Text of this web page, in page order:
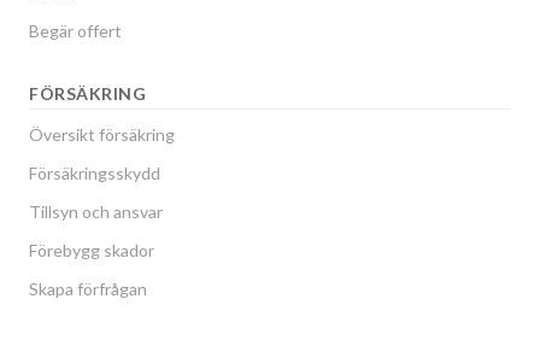
Begär offert
FÖRSÄKRING
Översikt försäkring
Försäkringsskydd
Tillsyn och ansvar
Förebygg skador
Skapa förfrågan